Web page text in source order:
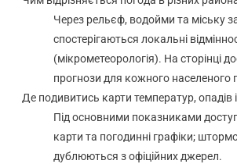
Через рельєф, водойми та міську
спостерігаються локальні
(мікрометеорологія). На сторінці
прогнози для кожного населеного
Де подивитись карти температур, опадів і
Під основними показниками
карти та погодинні графіки;
дублюються з офіційних джерел.